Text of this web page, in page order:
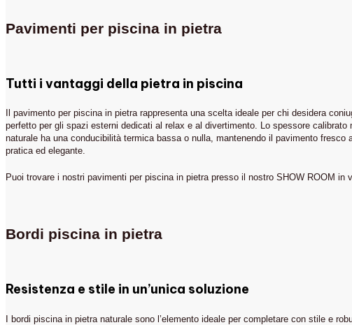
Pavimenti per piscina in pietra
Tutti i vantaggi della pietra in piscina
Il pavimento per piscina in pietra rappresenta una scelta ideale per chi desidera
perfetto per gli spazi esterni dedicati al relax e al divertimento. Lo spessore
naturale ha una conducibilità termica bassa o nulla, mantenendo il pavimento
pratica ed elegante.
Puoi trovare i nostri pavimenti per piscina in pietra presso il nostro SHOW ROOM
Bordi piscina in pietra
Resistenza e stile in un’unica soluzione
I bordi piscina in pietra naturale sono l’elemento ideale per completare con stile e